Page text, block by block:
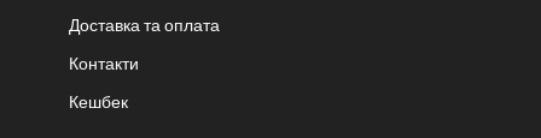
Доставка та оплата
Контакти
Кешбек